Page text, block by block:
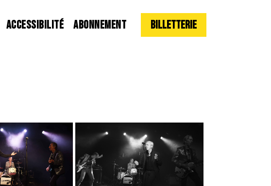
ACCESSIBILITÉ ABONNEMENT Billetterie